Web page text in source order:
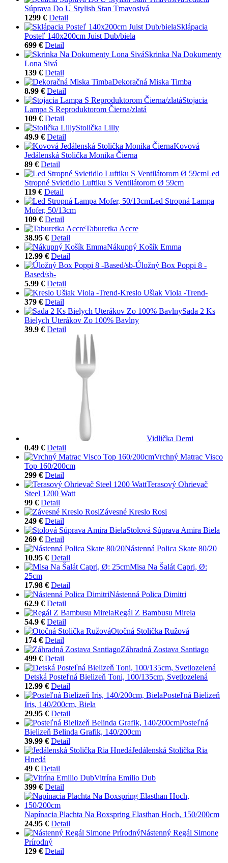
Súprava Do U Stylish Stan Tmavosivá
1299 € Detail
Sklápacia
Posteľ 140x200cm Juist Dub/biela
699 € Detail
Skrinka Na Dokumenty
Lona Sivá
139 € Detail
Dekoračná Miska Timba
8.99 € Detail
Stojacia
Lampa S Reproduktorom Čierna/zlatá
109 € Detail
Stolička Lilly
49.9 € Detail
Kovová
Jedálenská Stolička Monika Čierna
89 € Detail
Led
Stropné Svietidlo Luftiku S Ventilátorom Ø 59cm
119 € Detail
Led Stropná Lampa
Mofer, 50/13cm
109 € Detail
Taburetka Accre
38.95 € Detail
Nákupný Košík Emma
12.99 € Detail
Úložný Box Poppi 8 -
Based/sb-
5.99 € Detail
Kreslo Ušiak Viola -Trend-
379 € Detail
Sada 2 Ks
Bielych Uterákov Zo 100% Bavlny
39.9 € Detail
Vidlička Demi
0.49 € Detail
Vrchný Matrac Visco
Top 160/200cm
299 € Detail
Terasový Ohrievač
Steel 1200 Watt
99 € Detail
Závesné Kreslo Rosi
249 € Detail
Stolová Súprava Amira Biela
269 € Detail
Nástenná Polica Skate 80/20
10.95 € Detail
Misa Na Šalát Capri, Ø:
25cm
17.98 € Detail
Nástenná Polica Dimitri
62.9 € Detail
Regál Z Bambusu Mirela
54.9 € Detail
Otočná Stolička Ružová
174 € Detail
Záhradná Zostava Santiago
499 € Detail
Detská Posteľná Bielizeň Toni, 100/135cm, Svetlozelená
12.99 € Detail
Posteľná Bielizeň
Iris, 140/200cm, Biela
29.95 € Detail
Posteľná
Bielizeň Belinda Grafik, 140/200cm
39.99 € Detail
Jedálenská Stolička Ria
Hnedá
49 € Detail
Vitrína Emilio Dub
399 € Detail
Napínacia Plachta Na Boxspring Elasthan Hoch, 150/200cm
24.95 € Detail
Nástenný Regál Simone
Prírodný
129 € Detail